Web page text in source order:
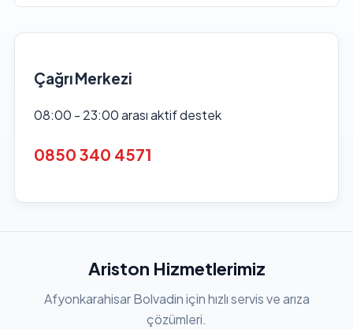
Çağrı Merkezi
08:00 - 23:00 arası aktif destek
0850 340 4571
Ariston Hizmetlerimiz
Afyonkarahisar Bolvadin için hızlı servis ve arıza
çözümleri.